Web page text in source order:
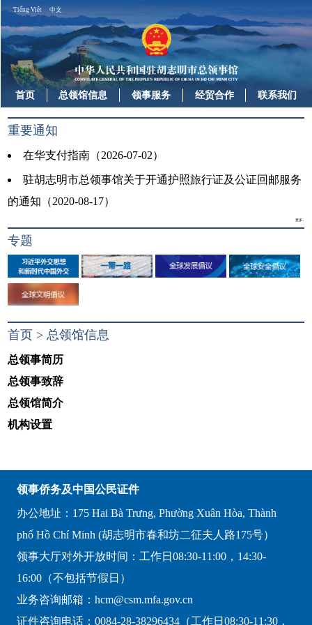
Tiếng Việt 中文
首页 总领馆信息 领事服务 经贸合作 联系我们
重要通知
在华支付指南（2026-07-02）
驻胡志明市总领事馆关于开通护照旅行证及公证回邮服务
的通知（2020-08-17）
更多...
专题
首页 > 总领馆信息
总领事简历
总领事致辞
总领馆简介
机构设置
领事侨务及中国公民证件
办公地址：175 Hai Bà Trưng, Phường Xuân Hòa, Thành
phố Hồ Chí Minh (胡志明市春和坊二征夫人路175号）
领事大厅对外开放时间：工作日08:30-11:00，14:30-
16:00（不包括节假日）
业务咨询邮箱：hcm@csm.mfa.gov.cn
证件咨询电话：0084-28-38296434（工作日08:30-11:30，